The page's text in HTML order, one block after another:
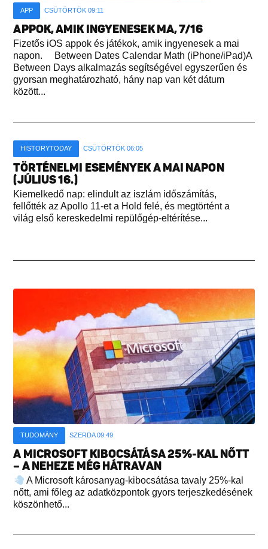
APP CSÜTÖRTÖK 09:11
APPOK, AMIK INGYENESEK MA, 7/16
Fizetős iOS appok és játékok, amik ingyenesek a mai
napon. Between Dates Calendar Math (iPhone/iPad)A
Between Days alkalmazás segítségével egyszerűen és
gyorsan meghatározható, hány nap van két dátum
között...
HISTORYTODAY CSÜTÖRTÖK 06:05
TÖRTÉNELMI ESEMÉNYEK A MAI NAPON
(JÚLIUS 16.)
Kiemelkedő nap: elindult az iszlám időszámítás,
fellőtték az Apollo 11-et a Hold felé, és megtörtént a
világ első kereskedelmi repülőgép-eltérítése...
TUDOMÁNY SZERDA 09:49
A MICROSOFT KIBOCSÁTÁSA 25%-KAL NŐTT
– A NEHEZE MÉG HÁTRAVAN
A Microsoft károsanyag-kibocsátása tavaly 25%-kal
nőtt, ami főleg az adatközpontok gyors terjeszkedésének
köszönhető...